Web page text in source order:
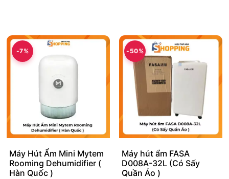
-7%
Máy Hút Ẩm Mini Mytem
Rooming Dehumidifier (
Hàn Quốc )
-50%
Máy hút ẩm FASA
D008A-32L (Có Sấy
Quần Áo )